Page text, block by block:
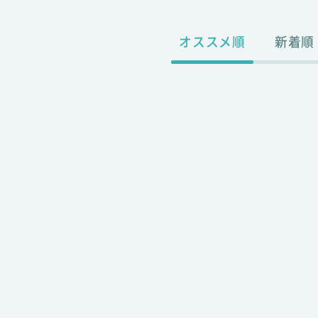
オススメ順 新着順